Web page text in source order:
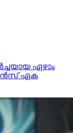
ഏഴാം
ഏക